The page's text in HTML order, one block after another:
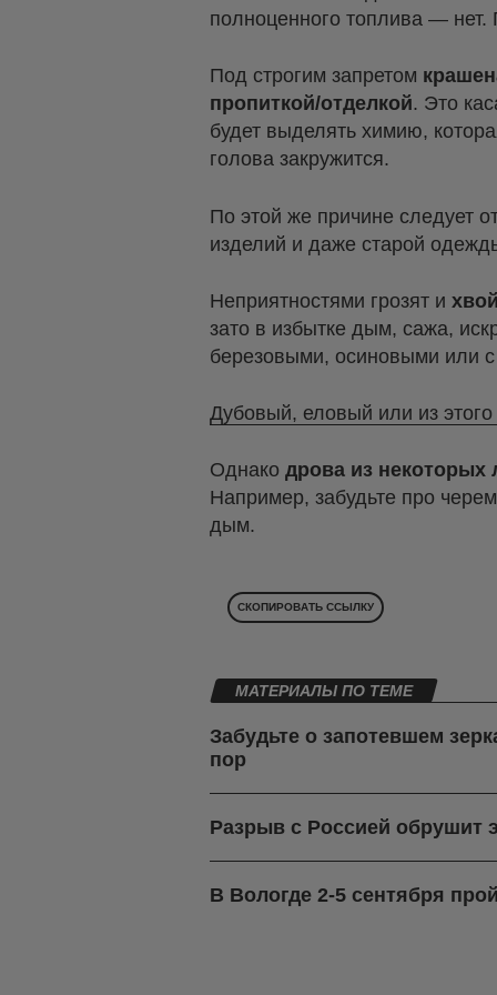
полноценного топлива —
Под строгим запретом
пропиткой/отделкой. Это
будет выделять химию,
голова закружится.
По этой же причине следует
изделий и даже старой
Неприятностями грозят и
зато в избытке дым, сажа,
березовыми, осиновыми или
Дубовый, еловый или из
Однако дрова из некоторых
Например, забудьте про
дым.
СКОПИРОВАТЬ ССЫЛКУ
МАТЕРИАЛЫ ПО ТЕМЕ
Забудьте о запотевшем
пор
Разрыв с Россией обрушит
В Вологде 2-5 сентября